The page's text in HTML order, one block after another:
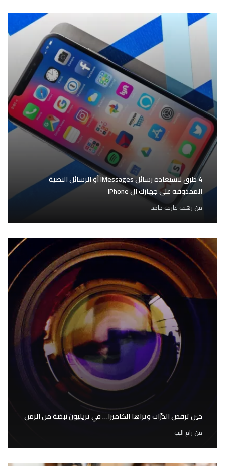
4 طرق لاستعادة رسائل iMessages أو الرسائل النصية
المحذوفة على جهازك ال iPhone
من رهف عارف حامد
حين ترقص الذرّات وتراها الكاميرا… في تريليون نبضة من الزمن
من رام البب